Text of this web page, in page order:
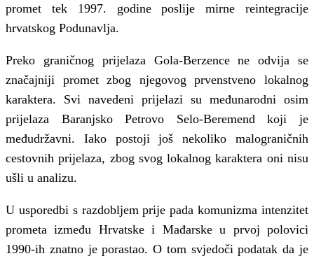
promet tek 1997. godine poslije mirne reintegracije
hrvatskog Podunavlja.
Preko graničnog prijelaza Gola-Berzence ne odvija se
značajniji promet zbog njegovog prvenstveno lokalnog
karaktera. Svi navedeni prijelazi su međunarodni osim
prijelaza Baranjsko Petrovo Selo-Beremend koji je
međudržavni. Iako postoji još nekoliko malograničnih
cestovnih prijelaza, zbog svog lokalnog karaktera oni nisu
ušli u analizu.
U usporedbi s razdobljem prije pada komunizma intenzitet
prometa između Hrvatske i Mađarske u prvoj polovici
1990-ih znatno je porastao. O tom svjedoči podatak da je